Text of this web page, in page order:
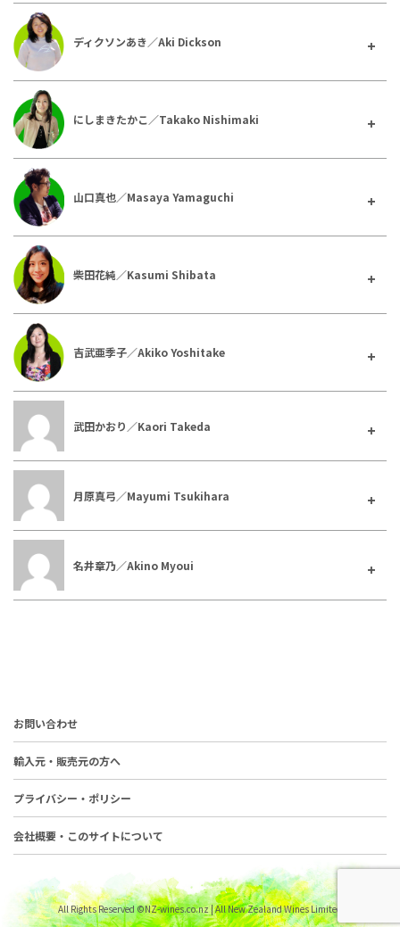
ディクソンあき／Aki Dickson
にしまきたかこ／Takako Nishimaki
山口真也／Masaya Yamaguchi
柴田花純／Kasumi Shibata
吉武亜季子／Akiko Yoshitake
武田かおり／Kaori Takeda
月原真弓／Mayumi Tsukihara
名井章乃／Akino Myoui
お問い合わせ
輸入元・販売元の方へ
プライバシー・ポリシー
会社概要・このサイトについて
All Rights Reserved ©NZ-wines.co.nz | All New Zealand Wines Limited